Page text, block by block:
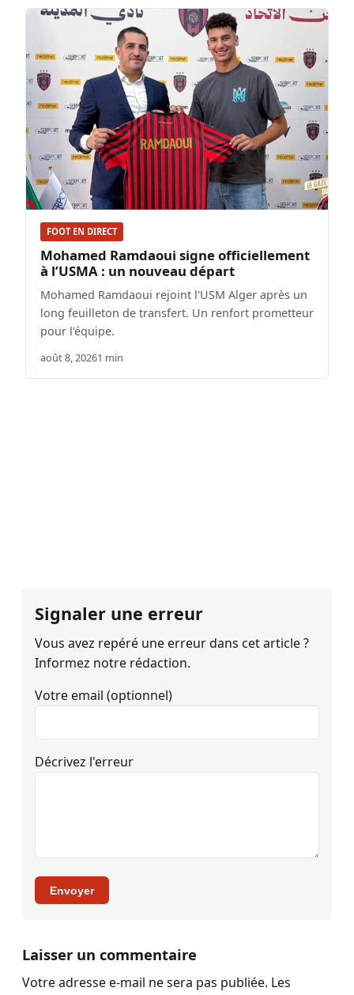
FOOT EN DIRECT
Mohamed Ramdaoui signe officiellement
à l’USMA : un nouveau départ
Mohamed Ramdaoui rejoint l'USM Alger après un
long feuilleton de transfert. Un renfort prometteur
pour l'équipe.
août 8, 20261 min
Signaler une erreur
Vous avez repéré une erreur dans cet article ?
Informez notre rédaction.
Votre email (optionnel)
Décrivez l'erreur
Envoyer
Laisser un commentaire
Votre adresse e-mail ne sera pas publiée. Les